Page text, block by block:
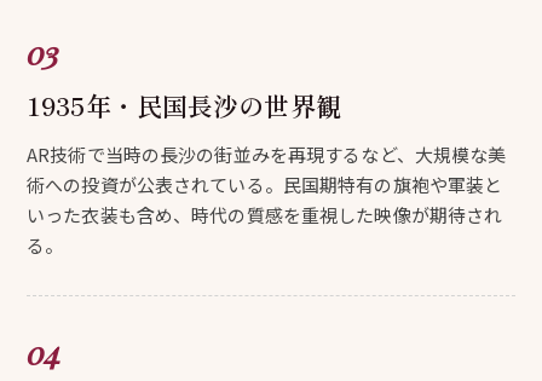
1935年・民国長沙の世界観
AR技術で当時の長沙の街並みを再現するなど、大規模な美
術への投資が公表されている。民国期特有の旗袍や軍装と
いった衣装も含め、時代の質感を重視した映像が期待され
る。